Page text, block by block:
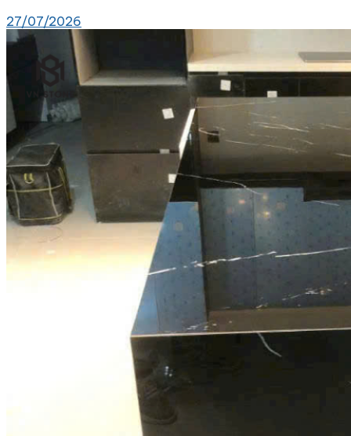
27/07/2026